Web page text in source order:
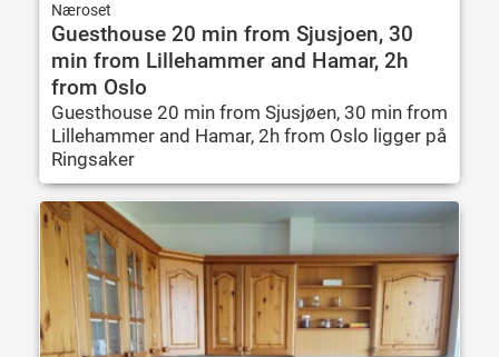
Næroset
Guesthouse 20 min from Sjusjoen, 30
min from Lillehammer and Hamar, 2h
from Oslo
Guesthouse 20 min from Sjusjøen, 30 min from
Lillehammer and Hamar, 2h from Oslo ligger på
Ringsaker